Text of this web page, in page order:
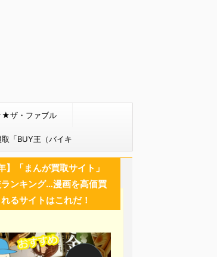
ザ・ファブル
「BUY王（バイキ
ング）」
】「まんが買取サイト」
ンキング…漫画を高価買
るサイトはこれだ！